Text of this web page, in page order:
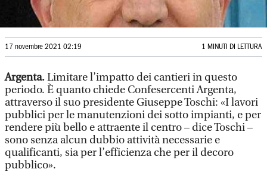
17 novembre 2021 02:19 1 MINUTI DI LETTURA
Argenta.Limitare l’impatto dei cantieri in questo
periodo. È quanto chiede Confesercenti Argenta,
attraverso il suo presidente Giuseppe Toschi: «I lavori
pubblici per le manutenzioni dei sotto impianti, e per
rendere più bello e attraente il centro – dice Toschi –
sono senza alcun dubbio attività necessarie e
qualificanti, sia per l’efficienza che per il decoro
pubblico».